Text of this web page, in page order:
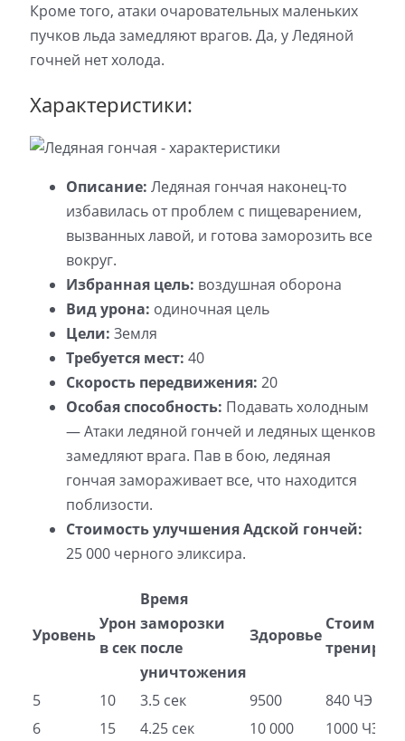
Кроме того, атаки очаровательных маленьких
пучков льда замедляют врагов. Да, у Ледяной
гочней нет холода.
Характеристики:
Описание: Ледяная гончая наконец-то
избавилась от проблем с пищеварением,
вызванных лавой, и готова заморозить все
вокруг.
Избранная цель: воздушная оборона
Вид урона: одиночная цель
Цели: Земля
Требуется мест: 40
Скорость передвижения: 20
Особая способность: Подавать холодным
— Атаки ледяной гончей и ледяных щенков
замедляют врага. Пав в бою, ледяная
гончая замораживает все, что находится
поблизости.
Стоимость улучшения Адской гончей:
25 000 черного эликсира.
Уровень
Урон
в сек
Время
заморозки
после
уничтожения
Здоровье
5 10 3.5 сек 9500
840 ЧЭ
6
15 4.25 сек 10 000 1000 ЧЭ